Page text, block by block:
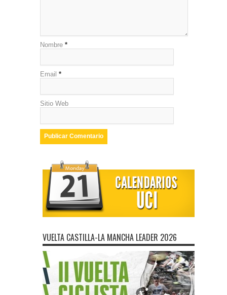
Nombre *
Email *
Sitio Web
VUELTA CASTILLA-LA MANCHA LEADER 2026